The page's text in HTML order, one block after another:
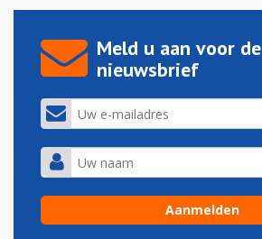
Meld u aan voor de
nieuwsbrief